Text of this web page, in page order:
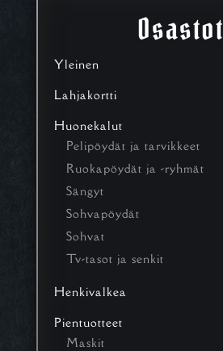
Osastot
Yleinen
Lahjakortti
Huonekalut
Pelipöydät ja tarvikkeet
Ruokapöydät ja -ryhmät
Sängyt
Sohvapöydät
Sohvat
Tv-tasot ja senkit
Henkivalkea
Pientuotteet
Maskit